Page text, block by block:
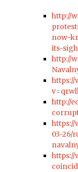
http://
now-
its-
http://
https://
http://
https://
03-26/
https://